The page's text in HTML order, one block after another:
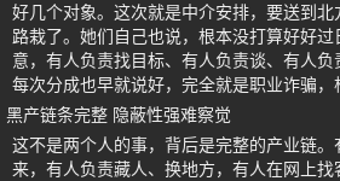
好几个对象。这次就是中介安排，要送到北
路栽了。她们自己也说，根本没打算好好
意，有人负责找目标、有人负责谈、有人负
每次分成也早就说好，完全就是职业诈骗，
黑产链条完整 隐蔽性强难察觉
这不是两个人的事，背后是完整的产业链
来，有人负责藏人、换地方，有人在网上找